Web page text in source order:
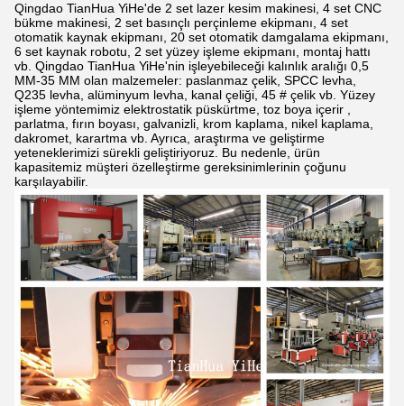
Qingdao TianHua YiHe'de 2 set lazer kesim makinesi, 4 set CNC
bükme makinesi, 2 set basınçlı perçinleme ekipmanı, 4 set
otomatik kaynak ekipmanı, 20 set otomatik damgalama ekipmanı,
6 set kaynak robotu, 2 set yüzey işleme ekipmanı, montaj hattı
vb. Qingdao TianHua YiHe'nin işleyebileceği kalınlık aralığı 0,5
MM-35 MM olan malzemeler: paslanmaz çelik, SPCC levha,
Q235 levha, alüminyum levha, kanal çeliği, 45 # çelik vb. Yüzey
işleme yöntemimiz elektrostatik püskürtme, toz boya içerir ,
parlatma, fırın boyası, galvanizli, krom kaplama, nikel kaplama,
dakromet, karartma vb. Ayrıca, araştırma ve geliştirme
yeteneklerimizi sürekli geliştiriyoruz. Bu nedenle, ürün
kapasitemiz müşteri özelleştirme gereksinimlerinin çoğunu
karşılayabilir.